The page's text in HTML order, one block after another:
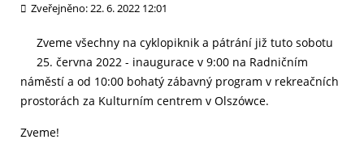
Zveřejněno: 22. 6. 2022 12:01
Zveme všechny na cyklopiknik a pátrání již tuto sobotu
25. června 2022 - inaugurace v 9:00 na Radničním
náměstí a od 10:00 bohatý zábavný program v rekreačních
prostorách za Kulturním centrem v Olszówce.
Zveme!